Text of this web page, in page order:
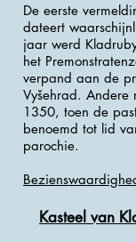
De eerste
dateert
jaar werd
het
verpand aan de
Vyšehrad.
1350, toen de
benoemd tot lid
parochie.
Kasteel van